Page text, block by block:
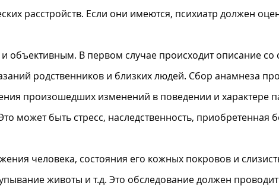
расстройств. Если они имеются, психиатр должен
объективным. В первом случае происходит описание со
родственников и близких людей. Сбор анамнеза
произошедших изменений в поведении и характере
может быть стресс, наследственность, приобретенная
человека, состояния его кожных покровов и
животы и т.д. Это обследование должен